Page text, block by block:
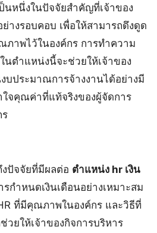
นหนึ่งในปัจจัยสำคัญที่เจ้าของ
างรอบคอบ เพื่อให้สามารถดึงดูด
าพไว้ในองค์กร การทำความ
นตำแหน่งนี้จะช่วยให้เจ้าของ
บประมาณการจ้างงานได้อย่างมี
ใจคุณค่าที่แท้จริงของผู้จัดการ
ปัจจัยที่มีผลต่อ ตําแหน่ง hr เงิน
กำหนดเงินเดือนอย่างเหมาะสม
ที่มีคุณภาพในองค์กร และวิธีที่
ยให้เจ้าของกิจการบริหาร